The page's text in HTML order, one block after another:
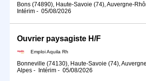
Bons (74890), Haute-Savoie (74), Auvergne-
Intérim - 05/08/2026
Ouvrier paysagiste H/F
Emploi Aquila Rh
Bonneville (74130), Haute-Savoie (74),
Alpes - Intérim - 05/08/2026